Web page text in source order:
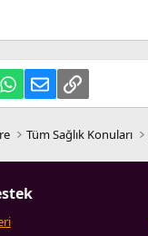
WhatsApp
E-postaLink
Tüm Sağlık Konuları